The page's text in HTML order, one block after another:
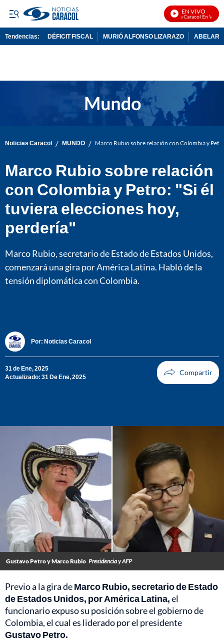
EN VIVO
Noticias Caracol En Vivo
Tendencias: DÉFICIT FISCAL MURIÓ ALFONSO LIZARAZO
Noticias Caracol / MUNDO / Marco Rubio sobre relación con Colombia y
Marco Rubio sobre relación
con Colombia y Petro: "Si él
tuviera elecciones hoy,
perdería"
Marco Rubio, secretario de Estado de Estados Unidos,
comenzará una gira por América Latina. Habló de la
tensión diplomática con Colombia.
Por: Noticias Caracol
31 de Ene, 2025
Actualizado: 31 De Ene, 2025
Gustavo Petro y Marco Rubio Presidencia y AFP
Previo a la gira deMarco Rubio, secretario de Estado
de Estados Unidos, por América Latina,el
funcionario expuso su posición sobre el gobierno de
Colombia, el cual es liderado por el presidente
Gustavo Petro.